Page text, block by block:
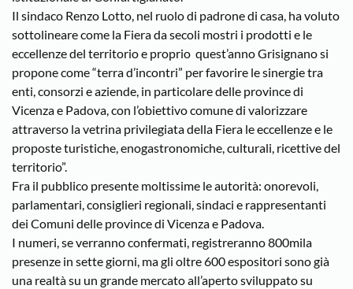
Il sindaco Renzo Lotto, nel ruolo di padrone di casa, ha voluto
sottolineare come la Fiera da secoli mostri i prodotti e le
eccellenze del territorio e proprio quest’anno Grisignano si
propone come “terra d’incontri” per favorire le sinergie tra
enti, consorzi e aziende, in particolare delle province di
Vicenza e Padova, con l’obiettivo comune di valorizzare
attraverso la vetrina privilegiata della Fiera le eccellenze e le
proposte turistiche, enogastronomiche, culturali, ricettive del
territorio”.
Fra il pubblico presente moltissime le autorità: onorevoli,
parlamentari, consiglieri regionali, sindaci e rappresentanti
dei Comuni delle province di Vicenza e Padova.
I numeri, se verranno confermati, registreranno 800mila
presenze in sette giorni, ma gli oltre 600 espositori sono già
una realtà su un grande mercato all’aperto sviluppato su